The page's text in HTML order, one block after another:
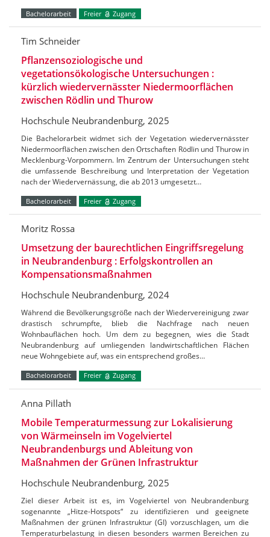
Bachelorarbeit Freier Zugang
Tim Schneider
Pflanzensoziologische und
vegetationsökologische Untersuchungen :
kürzlich wiedervernässter Niedermoorflächen
zwischen Rödlin und Thurow
Hochschule Neubrandenburg, 2025
Die Bachelorarbeit widmet sich der Vegetation wiedervernässter
Niedermoorflächen zwischen den Ortschaften Rödlin und Thurow in
Mecklenburg-Vorpommern. Im Zentrum der Untersuchungen steht
die umfassende Beschreibung und Interpretation der Vegetation
nach der Wiedervernässung, die ab 2013 umgesetzt…
Bachelorarbeit Freier Zugang
Moritz Rossa
Umsetzung der baurechtlichen Eingriffsregelung
in Neubrandenburg : Erfolgskontrollen an
Kompensationsmaßnahmen
Hochschule Neubrandenburg, 2024
Während die Bevölkerungsgröße nach der Wiedervereinigung zwar
drastisch schrumpfte, blieb die Nachfrage nach neuen
Wohnbauflächen hoch. Um dem zu begegnen, wies die Stadt
Neubrandenburg auf umliegenden landwirtschaftlichen Flächen
neue Wohngebiete auf, was ein entsprechend großes…
Bachelorarbeit Freier Zugang
Anna Pillath
Mobile Temperaturmessung zur Lokalisierung
von Wärmeinseln im Vogelviertel
Neubrandenburgs und Ableitung von
Maßnahmen der Grünen Infrastruktur
Hochschule Neubrandenburg, 2025
Ziel dieser Arbeit ist es, im Vogelviertel von Neubrandenburg
sogenannte „Hitze-Hotspots“ zu identifizieren und geeignete
Maßnahmen der grünen Infrastruktur (GI) vorzuschlagen, um die
Temperaturbelastung in diesen besonders warmen Bereichen zu